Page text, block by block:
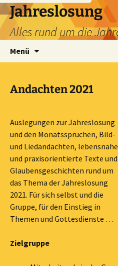
Zum
Inhalt
springen
Jahreslosung
Alles rund um die
Menü
Andachten 2021
Auslegungen zur Jahreslosung
und den Monatssprüchen, Bild-
und Liedandachten, lebensnahe
und praxisorientierte Texte und
Glaubensgeschichten rund um
das Thema der Jahreslosung
2021. Für sich selbst und die
Gruppe, für den Einstieg in
Themen und Gottesdienste …
Zielgruppe